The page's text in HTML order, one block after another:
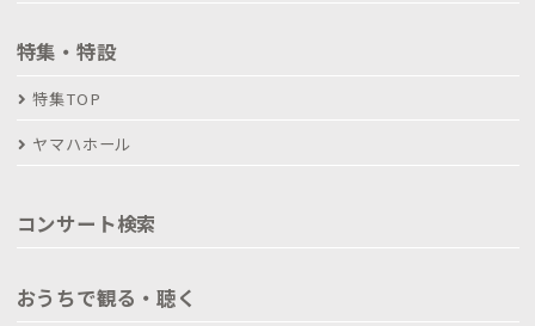
特集・特設
特集TOP
ヤマハホール
コンサート検索
おうちで観る・聴く